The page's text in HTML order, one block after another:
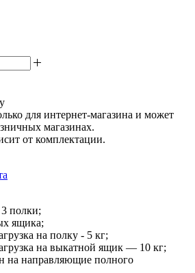
для интернет-магазина и может
магазинах.
от комплектации.
полки;
ящика;
на полку - 5 кг;
на выкатной ящик — 10 кг;
на направляющие полного